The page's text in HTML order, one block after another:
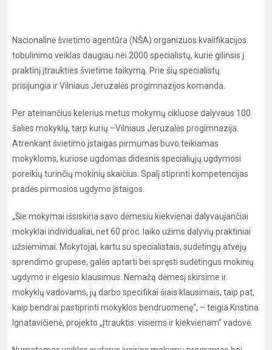
Nacionalinė švietimo agentūra (NŠA) organizuos kvalifikacijos
tobulinimo veiklas daugiau nei 2000 specialistų, kurie gilinsis į
praktinį įtraukties švietime taikymą. Prie šių specialistų
prisijungia ir Vilniaus Jeruzalės progimnazijos komanda.
Per ateinančius kelerius metus mokymų cikluose dalyvaus 100
šalies mokyklų, tarp kurių –Vilniaus Jeruzalės progimnazija.
Atrenkant švietimo įstaigas pirmumas buvo teikiamas
mokykloms, kuriose ugdomas didesnis specialiųjų ugdymosi
poreikių turinčių mokinių skaičius. Spalį stiprinti kompetencijas
pradės pirmosios ugdymo įstaigos.
„Šie mokymai išsiskiria savo dėmesiu kiekvienai dalyvaujančiai
mokyklai individualiai, net 60 proc. laiko užims dalyvių praktiniai
užsiėmimai. Mokytojai, kartu su specialistais, sudėtingų atvejų
sprendimo grupėse, galės aptarti bei spręsti sudėtingus mokinių
ugdymo ir elgesio klausimus. Nemažą dėmesį skirsime ir
mokyklų vadovams, jų darbo specifikai šiais klausimais, taip pat,
kaip bendrai pastiprinti mokyklos bendruomenę“, – teigia Kristina
Ignatavičienė, projekto „Įtrauktis: visiems ir kiekvienam“ vadovė.